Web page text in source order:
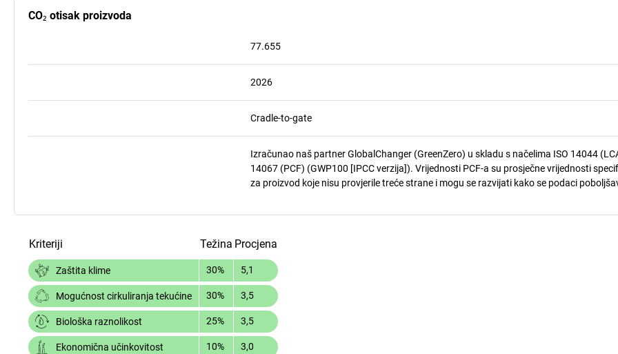
CO₂ otisak proizvoda
77.655
2026
Cradle-to-gate
Izračunao naš partner GlobalChanger (GreenZero) u skladu s načelima ISO 14044
14067 (PCF) (GWP100 [IPCC verzija]). Vrijednosti PCF-a su prosječne vrijednosti
za proizvod koje nisu provjerile treće strane i mogu se razvijati kako se podaci
Kriteriji Težina Procjena
Zaštita klime 30% 5,1
Mogućnost cirkuliranja tekućine 30% 3,5
Biološka raznolikost 25% 3,5
Ekonomična učinkovitost 10% 3,0